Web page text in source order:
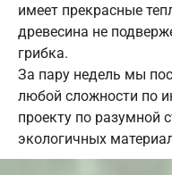
имеет прекрасные
древесина не
грибка.
За пару недель мы
любой сложности по
проекту по разумной
экологичных